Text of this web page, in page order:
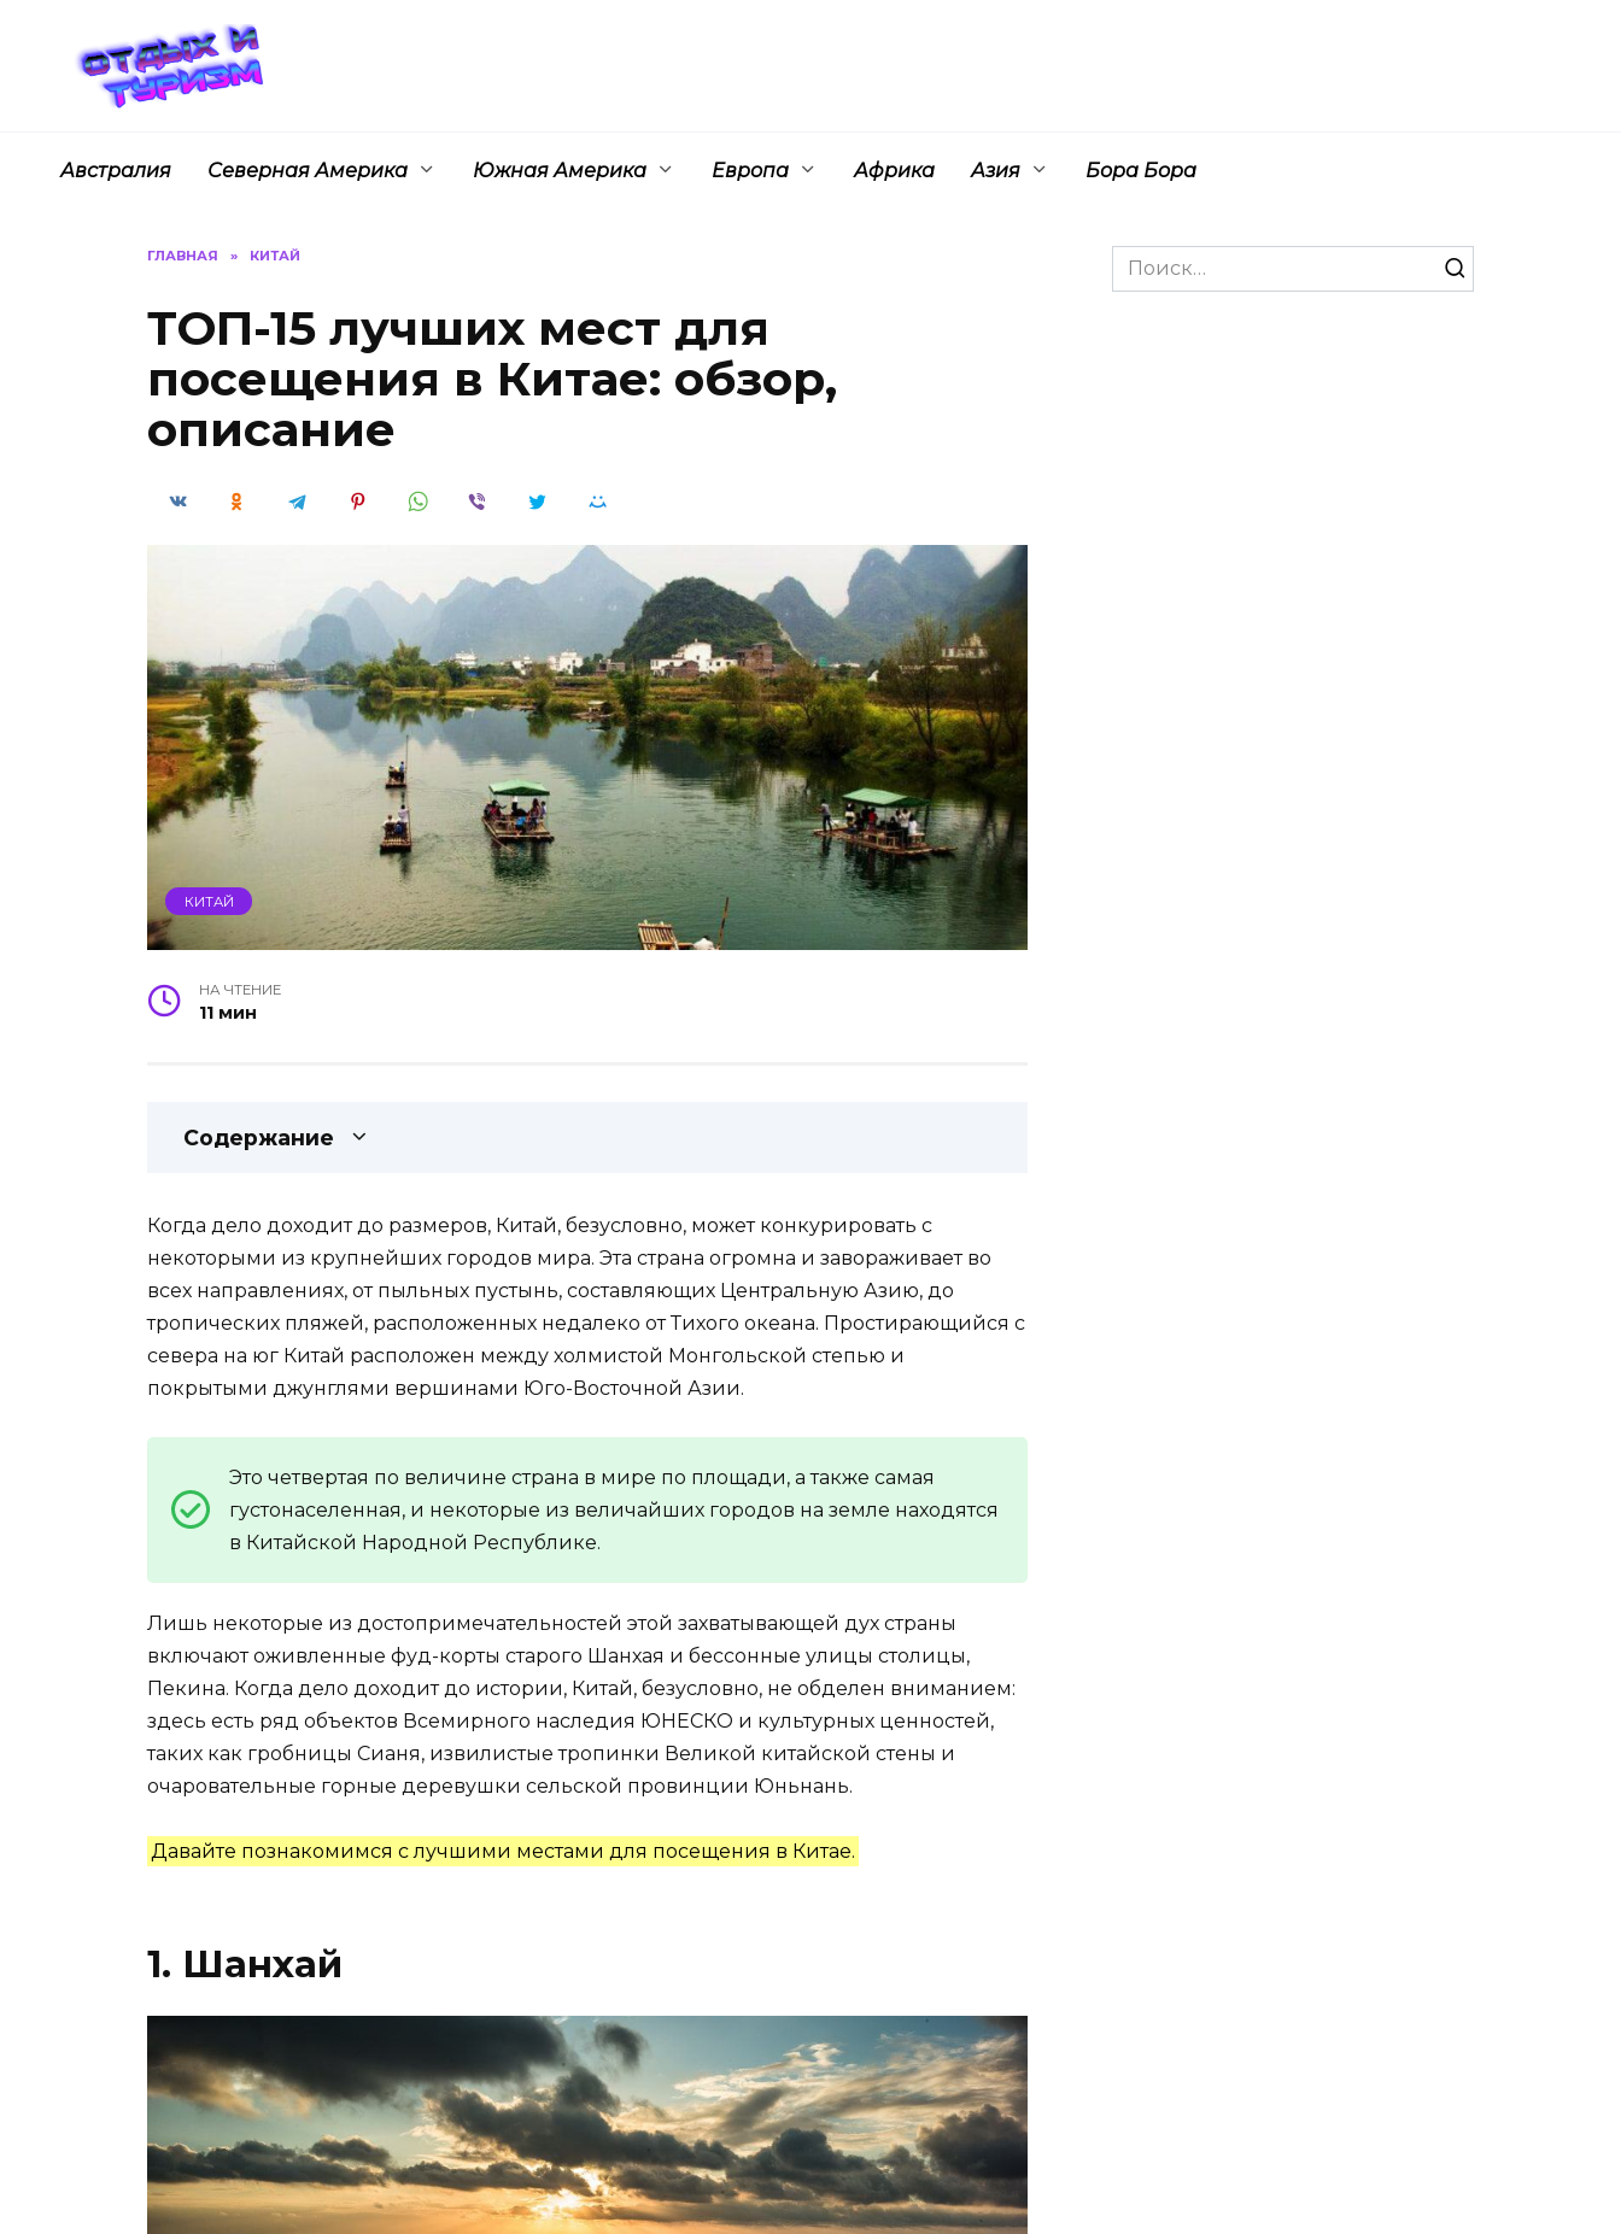
содержанию
Австралия Северная Америка Южная Америка Европа Африка Азия Бора Бора
ГЛАВНАЯ » КИТАЙ
ТОП-15 лучших мест для
посещения в Китае: обзор,
описание
КИТАЙ
НА ЧТЕНИЕ
11 мин
Содержание
Когда дело доходит до размеров, Китай, безусловно, может конкурировать с
некоторыми из крупнейших городов мира. Эта страна огромна и завораживает во
всех направлениях, от пыльных пустынь, составляющих Центральную Азию, до
тропических пляжей, расположенных недалеко от Тихого океана. Простирающийся с
севера на юг Китай расположен между холмистой Монгольской степью и
покрытыми джунглями вершинами Юго-Восточной Азии.
Это четвертая по величине страна в мире по площади, а также самая
густонаселенная, и некоторые из величайших городов на земле находятся
в Китайской Народной Республике.
Лишь некоторые из достопримечательностей этой захватывающей дух страны
включают оживленные фуд-корты старого Шанхая и бессонные улицы столицы,
Пекина. Когда дело доходит до истории, Китай, безусловно, не обделен вниманием:
здесь есть ряд объектов Всемирного наследия ЮНЕСКО и культурных ценностей,
таких как гробницы Сианя, извилистые тропинки Великой китайской стены и
очаровательные горные деревушки сельской провинции Юньнань.
Давайте познакомимся с лучшими местами для посещения в Китае.
1. Шанхай
Search
for: